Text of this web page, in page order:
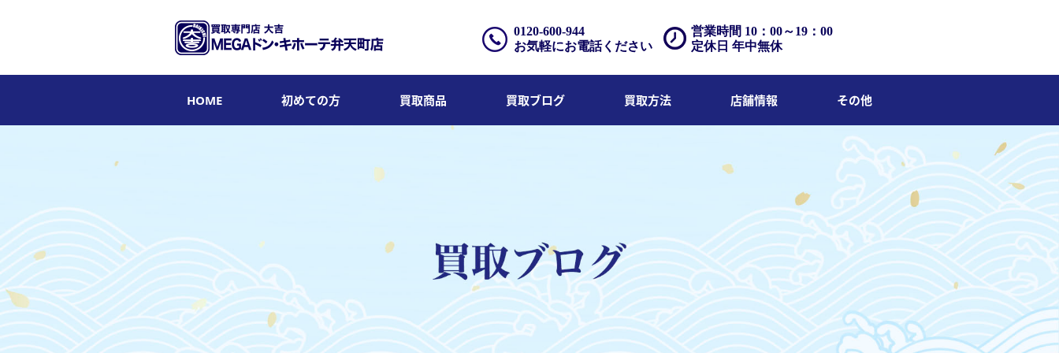
営業時間 10：00～19：00
定休日 年中無休
0120-600-944
お気軽にお電話ください
HOME 初めての方 買取商品 買取ブログ 買取方法 店舗情報 その他